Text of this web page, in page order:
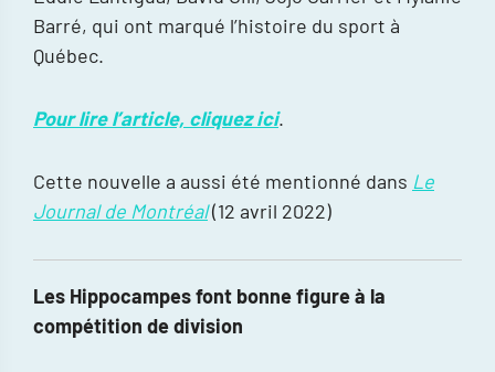
Barré, qui ont marqué l’histoire du sport à
Québec.
Pour lire l’article, cliquez ici.
Cette nouvelle a aussi été mentionné dans Le
Journal de Montréal(12 avril 2022)
Les Hippocampes font bonne figure à la
compétition de division